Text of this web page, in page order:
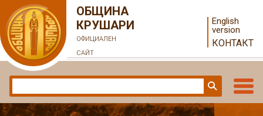
ОБЩИНА
КРУШАРИ
ОФИЦИАЛЕН
САЙТ
English
version
КОНТАКТ